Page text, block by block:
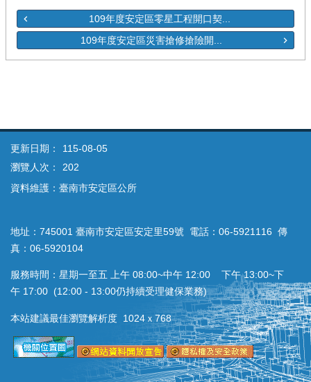
109年度安定區零星工程開口契...
109年度安定區災害搶修搶險開...
更新日期：
115-08-05
瀏覽人次：
202
資料維護：臺南市安定區公所
地址：745001 臺南市安定區安定里59號 電話：06-5921116 傳
真：06-5920104
服務時間：星期一至五 上午 08:00~中午 12:00 下午 13:00~下
午 17:00 (12:00 - 13:00仍持續受理健保業務)
本站建議最佳瀏覽解析度 1024ｘ768